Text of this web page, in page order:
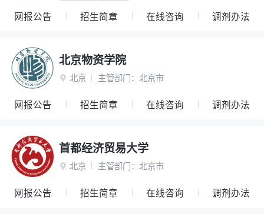
网报公告 招生简章 在线咨询 调剂办法
北京物资学院
 北京 主管部门： 北京市
网报公告 招生简章 在线咨询 调剂办法
首都经济贸易大学
 北京 主管部门： 北京市
网报公告 招生简章 在线咨询 调剂办法